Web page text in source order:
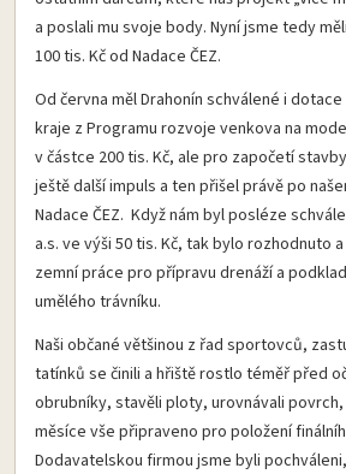
a poslali mu svoje body. Nyní jsme tedy
100 tis. Kč od Nadace ČEZ.
Od června měl Drahonín schválené i
kraje z Programu rozvoje venkova na
v částce 200 tis. Kč, ale pro započetí
ještě další impuls a ten přišel právě po
Nadace ČEZ. Když nám byl posléze
a.s. ve výši 50 tis. Kč, tak bylo rozhodnuto
zemní práce pro přípravu drenáží a
umělého trávníku.
Naši občané většinou z řad sportovců,
tatínků se činili a hřiště rostlo téměř před
obrubníky, stavěli ploty, urovnávali
měsíce vše připraveno pro položení
Dodavatelskou firmou jsme byli